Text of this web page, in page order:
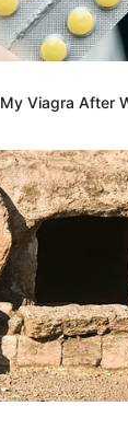
Viagra After